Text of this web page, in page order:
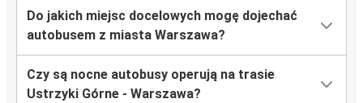
Do jakich miejsc docelowych mogę dojechać
autobusem z miasta Warszawa?
Czy są nocne autobusy operują na trasie
Ustrzyki Górne - Warszawa?